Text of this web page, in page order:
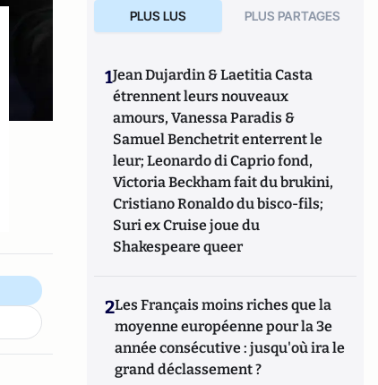
PLUS LUS PLUS PARTAGES
1Jean Dujardin & Laetitia Casta
étrennent leurs nouveaux
amours, Vanessa Paradis &
Samuel Benchetrit enterrent le
leur; Leonardo di Caprio fond,
Victoria Beckham fait du brukini,
Cristiano Ronaldo du bisco-fils;
Suri ex Cruise joue du
Shakespeare queer
2Les Français moins riches que la
moyenne européenne pour la 3e
année consécutive : jusqu'où ira le
grand déclassement ?